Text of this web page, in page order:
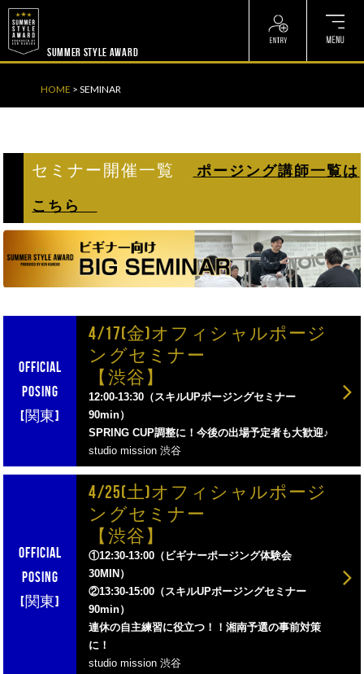
SUMMER STYLE AWARD
HOME > SEMINAR
セミナー開催一覧 ポージング講師一覧は
こちら
4/17(金)オフィシャルポージ
ングセミナー
【渋谷】
12:00-13:30（スキルUPポージングセミナー
90min）
SPRING CUP調整に！今後の出場予定者も大歓迎♪
studio mission 渋谷
4/25(土)オフィシャルポージ
ングセミナー
【渋谷】
①12:30-13:00（ビギナーポージング体験会
30MIN）
②13:30-15:00（スキルUPポージングセミナー
90min）
連休の自主練習に役立つ！！湘南予選の事前対策
に！
studio mission 渋谷